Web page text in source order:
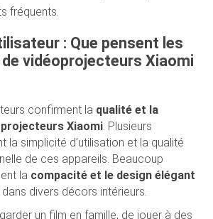
fréquents.
: Que pensent les
vidéoprojecteurs Xiaomi
confirment la qualité et la
Xiaomi. Plusieurs
la simplicité d’utilisation et la qualité
de ces appareils. Beaucoup
la compacité et le design élégant
dans divers décors intérieurs.
un film en famille, de jouer à des